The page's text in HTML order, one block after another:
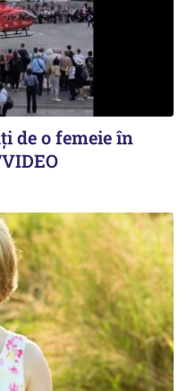
de o femeie în